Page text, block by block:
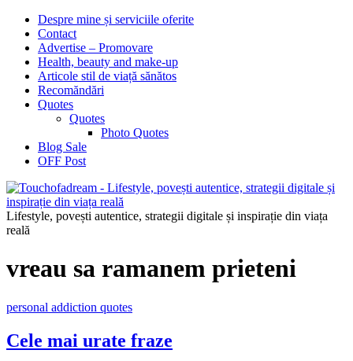
Despre mine și serviciile oferite
Contact
Advertise – Promovare
Health, beauty and make-up
Articole stil de viață sănătos
Recomăndări
Quotes
Quotes
Photo Quotes
Blog Sale
OFF Post
Lifestyle, povești autentice, strategii digitale și inspirație din viața
reală
vreau sa ramanem prieteni
personal addiction quotes
Cele mai urate fraze